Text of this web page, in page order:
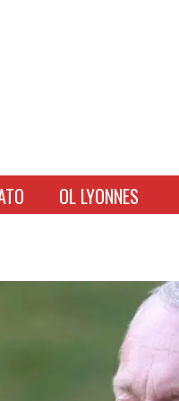
OL LYONNES